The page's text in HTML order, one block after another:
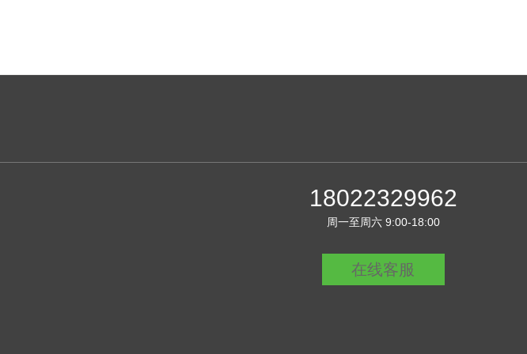
18022329962
周一至周六 9:00-18:00
在线客服